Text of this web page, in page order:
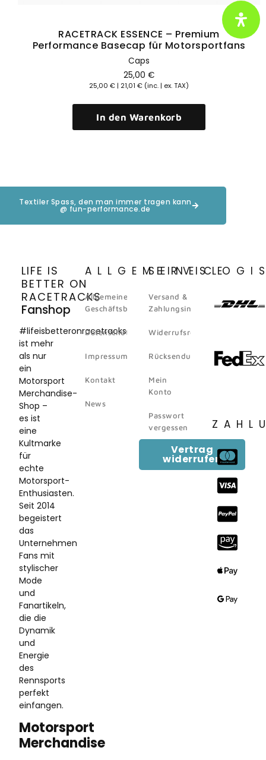
RACETRACK ESSENCE – Premium
Performance Basecap für Motorsportfans
Caps
25,00 €
25,00 € | 21,01 € (inc. | ex. TAX)
In den Warenkorb
Textiler Spass, den man immer tragen kann
@ fun-performance.de
LIFE IS
BETTER ON
RACETRACKS
Fanshop
#lifeisbetteronracetracks
ist mehr
als nur
ein
Motorsport
Merchandise-
Shop –
es ist
eine
Kultmarke
für
echte
Motorsport-
Enthusiasten.
Seit 2014
begeistert
das
Unternehmen
Fans mit
stylischer
Mode
und
Fanartikeln,
die die
Dynamik
und
Energie
des
Rennsports
perfekt
einfangen.
Motorsport
Merchandise
ALLGEMEINES
Allgemeine
Geschäftsbedingungen
Datenschutz
Impressum
Kontakt
News
SERVICE
Versand &
Zahlungsinformation
Widerrufsrecht
Rücksendungen
Mein
Konto
Passwort
vergessen
Vertrag
widerrufen